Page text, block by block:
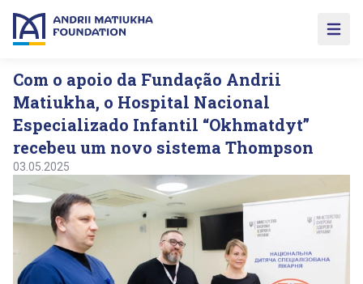
Open
Com o apoio da Fundação Andrii
Matiukha, o Hospital Nacional
Especializado Infantil “Okhmatdyt”
recebeu um novo sistema Thompson
03.05.2025